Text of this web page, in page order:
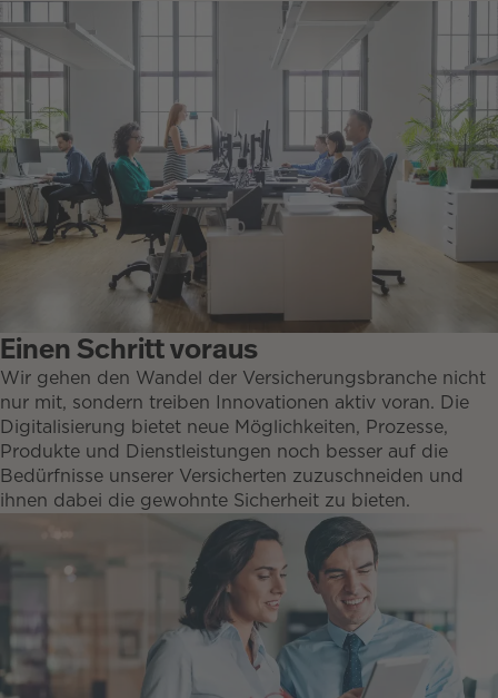
Einen Schritt voraus
Wir gehen den Wandel der Versicherungsbranche nicht
nur mit, sondern treiben Innovationen aktiv voran. Die
Digitalisierung bietet neue Möglichkeiten, Prozesse,
Produkte und Dienstleistungen noch besser auf die
Bedürfnisse unserer Versicherten zuzuschneiden und
ihnen dabei die gewohnte Sicherheit zu bieten.